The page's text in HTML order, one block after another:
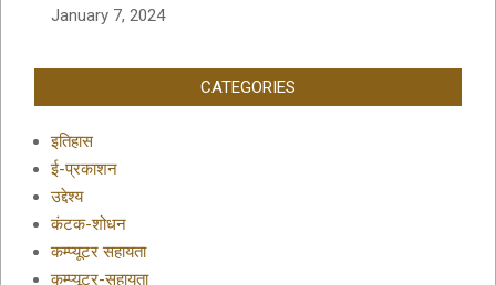
January 7, 2024
CATEGORIES
इतिहास
ई-प्रकाशन
उद्देश्य
कंटक-शोधन
कम्प्यूटर सहायता
कम्प्यूटर-सहायता